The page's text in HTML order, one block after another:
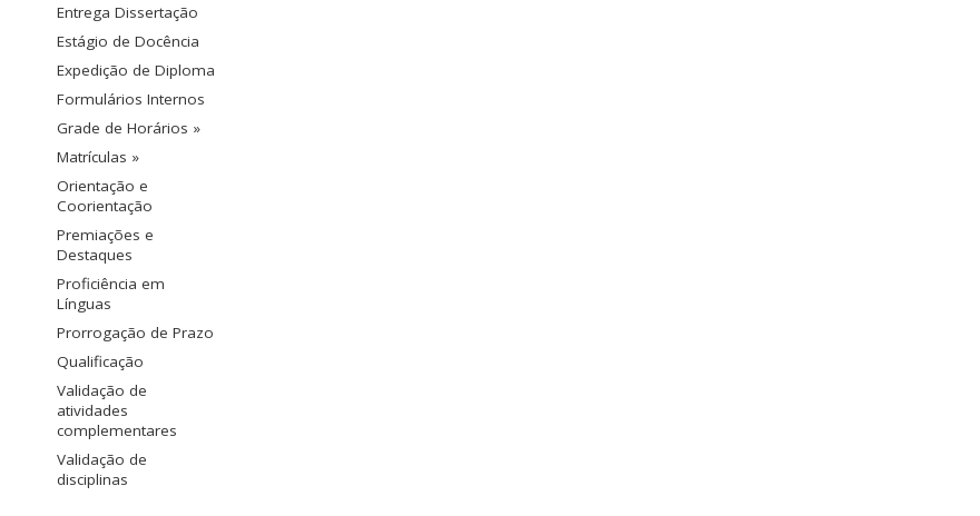
Entrega Dissertação
Estágio de Docência
Expedição de Diploma
Formulários Internos
Grade de Horários »
Matrículas »
Orientação e
Coorientação
Premiações e
Destaques
Proficiência em
Línguas
Prorrogação de Prazo
Qualificação
Validação de
atividades
complementares
Validação de
disciplinas